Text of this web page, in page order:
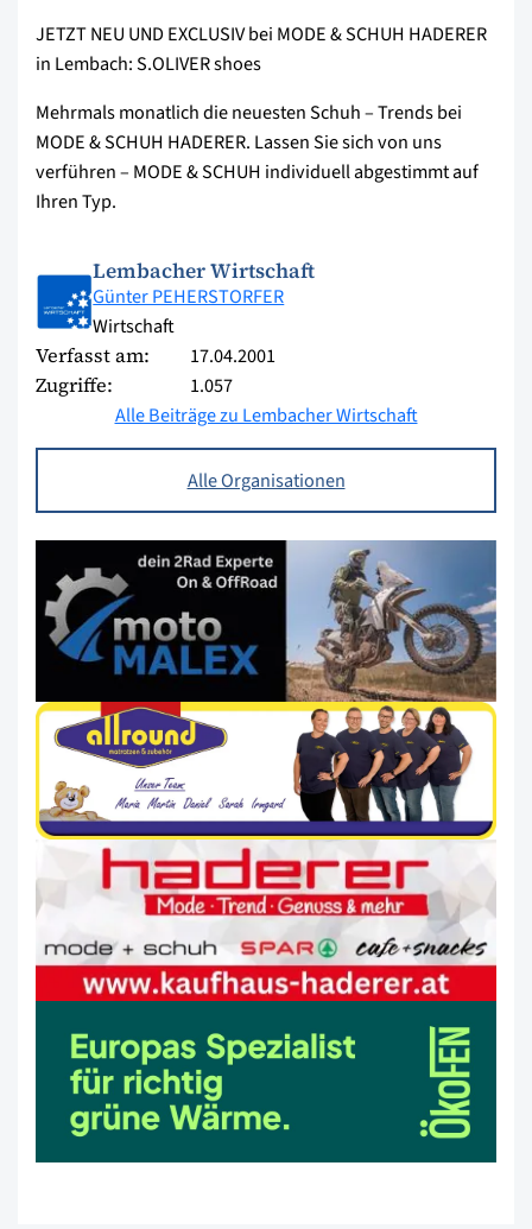
JETZT NEU UND EXCLUSIV bei MODE & SCHUH HADERER
in Lembach: S.OLIVER shoes
Mehrmals monatlich die neuesten Schuh – Trends bei
MODE & SCHUH HADERER. Lassen Sie sich von uns
verführen – MODE & SCHUH individuell abgestimmt auf
Ihren Typ.
Lembacher Wirtschaft
Günter PEHERSTORFER
Wirtschaft
Verfasst am: 17.04.2001
Zugriffe:
1.057
Alle Beiträge zu Lembacher Wirtschaft
Alle Organisationen